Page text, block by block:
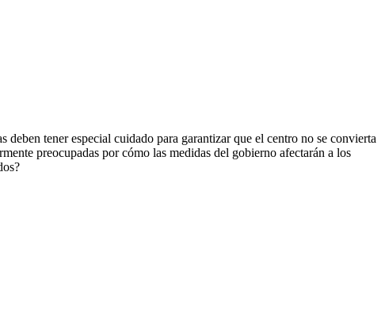
deben tener especial cuidado para garantizar que el centro no se convierta
preocupadas por cómo las medidas del gobierno afectarán a los